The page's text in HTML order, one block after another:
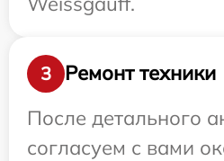
3
Ремонт техники
После детального
согласуем с вами